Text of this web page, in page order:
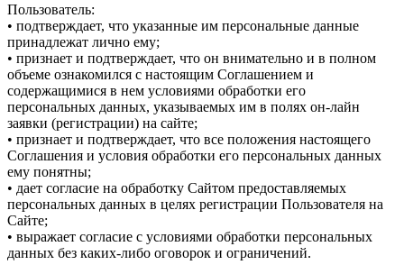
Пользователь:
• подтверждает, что указанные им персональные данные
принадлежат лично ему;
• признает и подтверждает, что он внимательно и в полном
объеме ознакомился с настоящим Соглашением и
содержащимися в нем условиями обработки его
персональных данных, указываемых им в полях он-лайн
заявки (регистрации) на сайте;
• признает и подтверждает, что все положения настоящего
Соглашения и условия обработки его персональных данных
ему понятны;
• дает согласие на обработку Сайтом предоставляемых
персональных данных в целях регистрации Пользователя на
Сайте;
• выражает согласие с условиями обработки персональных
данных без каких-либо оговорок и ограничений.